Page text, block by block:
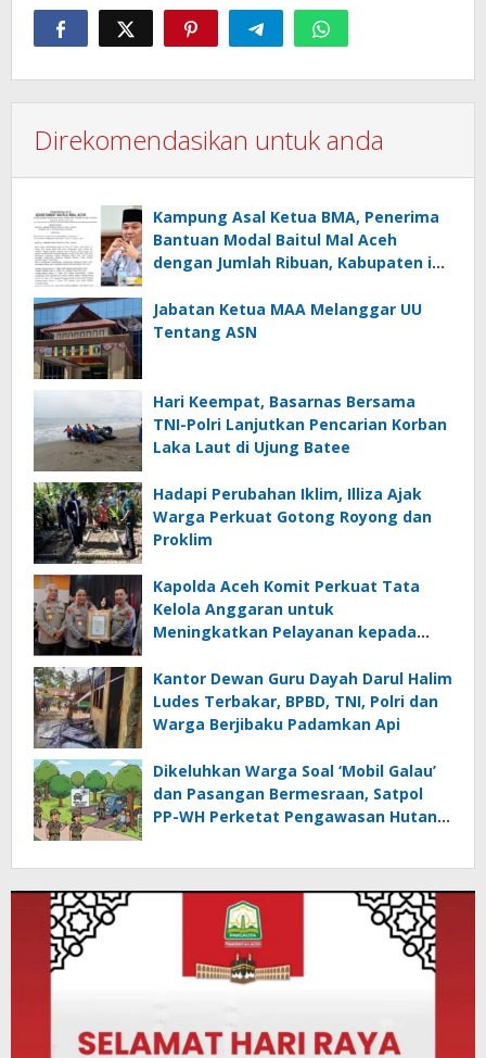
Direkomendasikan untuk anda
Kampung Asal Ketua BMA, Penerima
Bantuan Modal Baitul Mal Aceh
dengan Jumlah Ribuan, Kabupaten ini
Jabatan Ketua MAA Melanggar UU
Tentang ASN
Hari Keempat, Basarnas Bersama
TNI-Polri Lanjutkan Pencarian Korban
Laka Laut di Ujung Batee
Hadapi Perubahan Iklim, Illiza Ajak
Warga Perkuat Gotong Royong dan
Proklim
Kapolda Aceh Komit Perkuat Tata
Kelola Anggaran untuk
Meningkatkan Pelayanan kepada
Kantor Dewan Guru Dayah Darul Halim
Ludes Terbakar, BPBD, TNI, Polri dan
Warga Berjibaku Padamkan Api
Dikeluhkan Warga Soal ‘Mobil Galau’
dan Pasangan Bermesraan, Satpol
PP-WH Perketat Pengawasan Hutan